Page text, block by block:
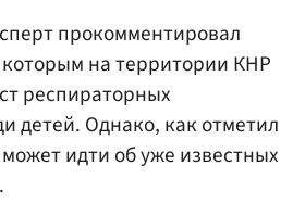
прокомментировал
на территории КНР
респираторных
детей. Однако, как отметил
идти об уже известных